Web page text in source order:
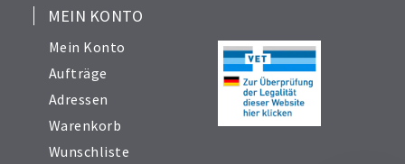
MEIN KONTO
Mein Konto
Aufträge
Adressen
Warenkorb
Wunschliste